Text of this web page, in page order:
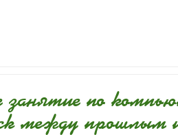
занятие по
между прошлым